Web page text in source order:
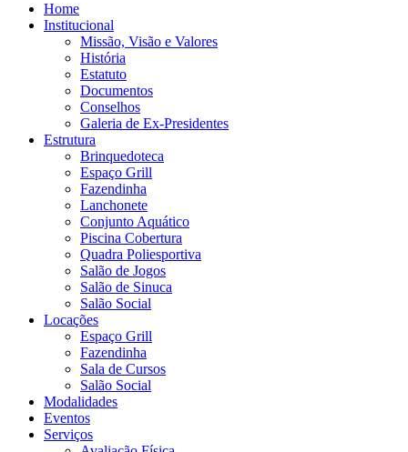
Home
Institucional
Missão, Visão e Valores
História
Estatuto
Documentos
Conselhos
Galeria de Ex-Presidentes
Estrutura
Brinquedoteca
Espaço Grill
Fazendinha
Lanchonete
Conjunto Aquático
Piscina Cobertura
Quadra Poliesportiva
Salão de Jogos
Salão de Sinuca
Salão Social
Locações
Espaço Grill
Fazendinha
Sala de Cursos
Salão Social
Modalidades
Eventos
Serviços